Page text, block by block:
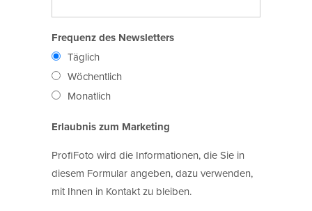
Frequenz des Newsletters
Täglich
Wöchentlich
Monatlich
Erlaubnis zum Marketing
ProfiFoto wird die Informationen, die Sie in
diesem Formular angeben, dazu verwenden,
mit Ihnen in Kontakt zu bleiben.